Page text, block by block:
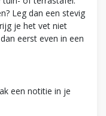
Leg dan een stevig
je het vet niet
eerst even in een
een notitie in je